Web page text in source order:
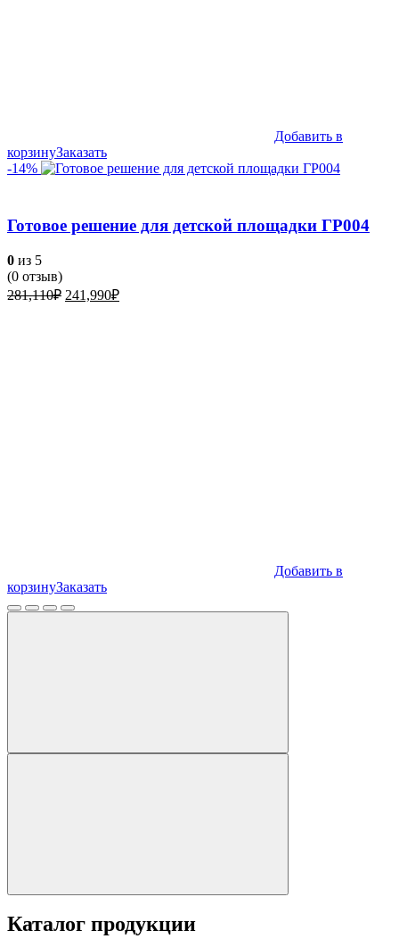
Добавить в
корзинуЗаказать
-14%
Готовое решение для детской площадки ГР004
0 из 5
(0 отзыв)
281,110₽ Первоначальная
241,990₽Текущая
Добавить в
корзинуЗаказать
Каталог продукции